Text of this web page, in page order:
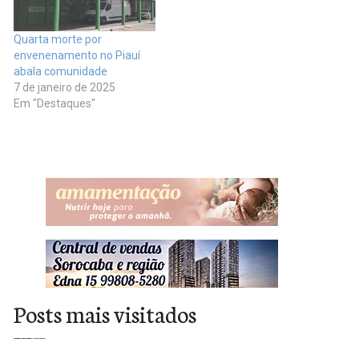
Quarta morte por
envenenamento no Piauí
abala comunidade
7 de janeiro de 2025
Em "Destaques"
Posts mais visitados